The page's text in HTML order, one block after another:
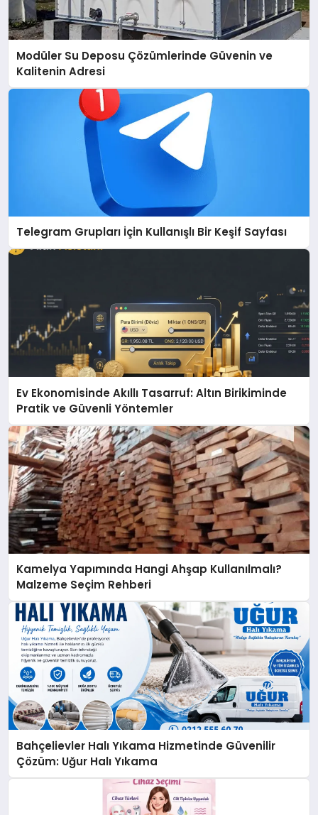
Modüler Su Deposu Çözümlerinde Güvenin ve
Kalitenin Adresi
Telegram Grupları İçin Kullanışlı Bir Keşif Sayfası
Ev Ekonomisinde Akıllı Tasarruf: Altın Birikiminde
Pratik ve Güvenli Yöntemler
Kamelya Yapımında Hangi Ahşap Kullanılmalı?
Malzeme Seçim Rehberi
Bahçelievler Halı Yıkama Hizmetinde Güvenilir
Çözüm: Uğur Halı Yıkama